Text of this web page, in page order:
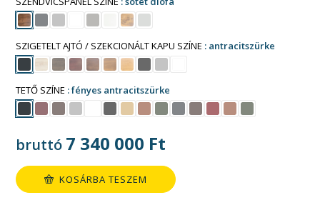
SZIGETELT AJTÓ / SZEKCIONÁLT KAPU SZÍNE antracitszürke
TETŐ SZÍNE fényes antracitszürke
bruttó 7 340 000 Ft
KOSÁRBA TESZEM